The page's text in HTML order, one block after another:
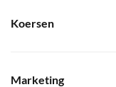
Koersen
Marketing